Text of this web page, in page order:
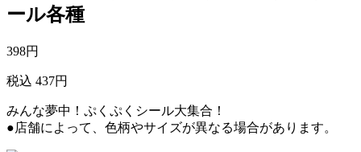
ール各種
398円
税込 437円
みんな夢中！ぷくぷくシール大集合！
●店舗によって、色柄やサイズが異なる場合があります。